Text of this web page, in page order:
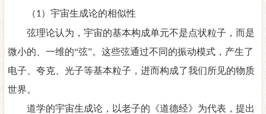
（1）宇宙生成论的相似性
弦理论认为，宇宙的基本构成单元不是点状粒子，而是
微小的、一维的“弦”。这些弦通过不同的振动模式，产生了
电子、夸克、光子等基本粒子，进而构成了我们所见的物质
世界。
道学的宇宙生成论，以老子的《道德经》为代表，提出